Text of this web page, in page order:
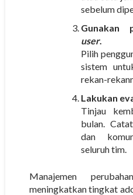
sebelum
Gunakan
user.
Pilih
sistem
rekan-
Lakukan
Tinjau
bulan.
dan
seluruh tim.
Manajemen
meningkatkan tingkat